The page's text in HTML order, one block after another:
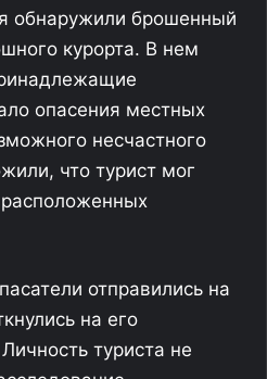
обнаружили брошенный
курорта. В нем
опасения местных
несчастного
что турист мог
расположенных
отправились на
на его
туриста не